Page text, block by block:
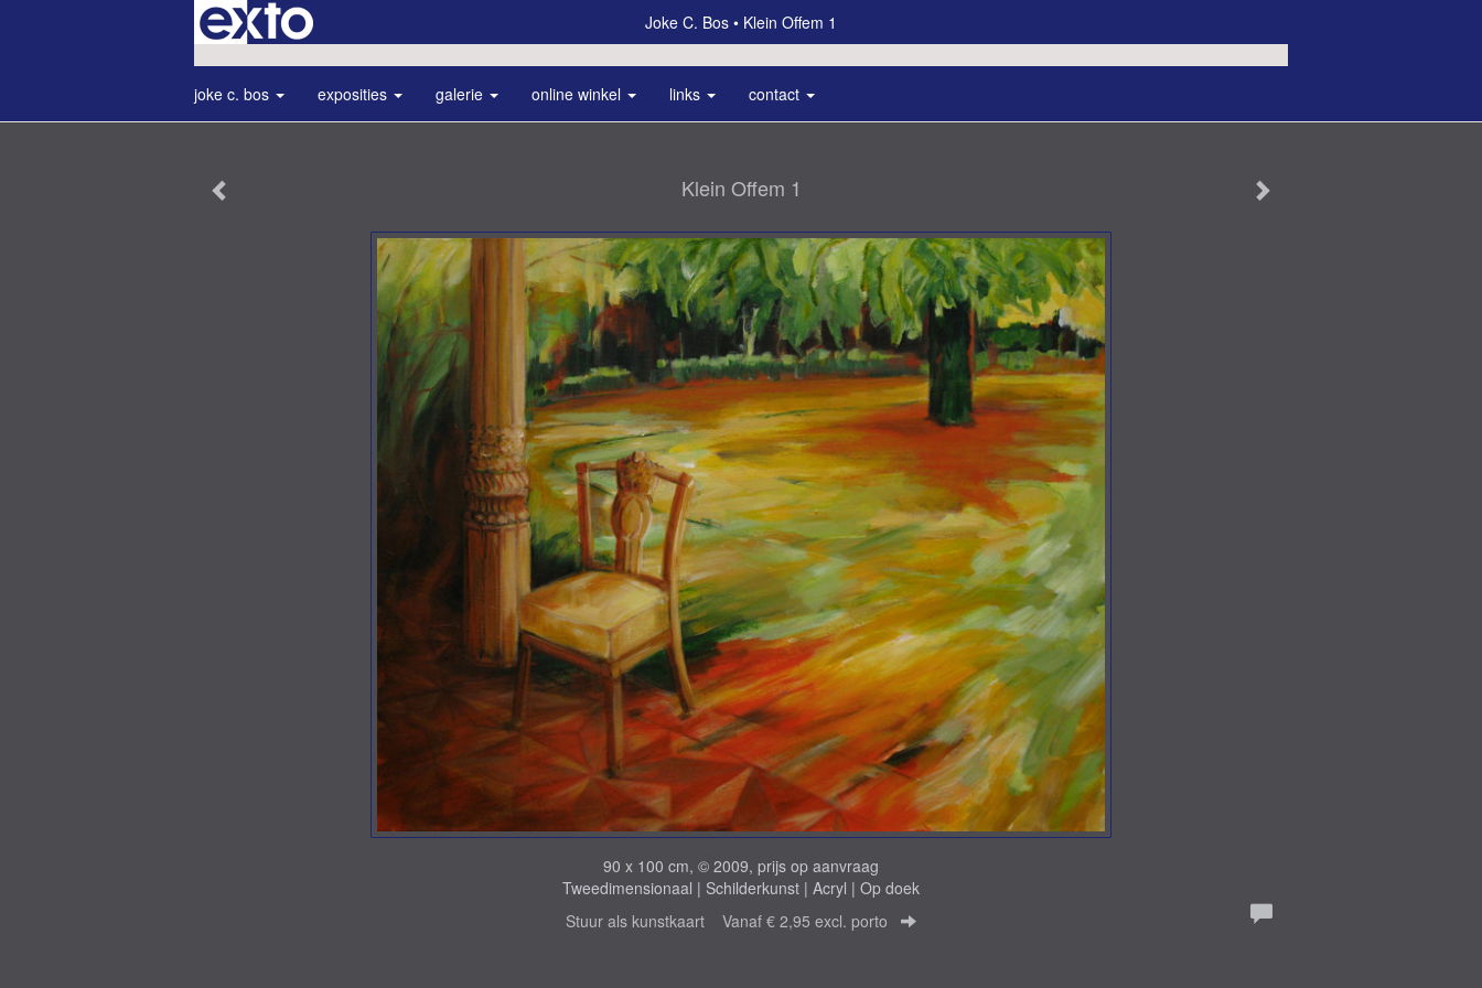
Joke C. Bos Klein Offem 1
joke c. bos exposities galerie online winkel links contact
Klein Offem 1
90 x 100 cm, © 2009, prijs op aanvraag
Tweedimensionaal | Schilderkunst | Acryl | Op doek
Stuur als kunstkaart Vanaf € 2,95 excl. porto